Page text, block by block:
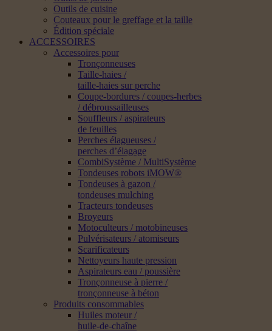
Outils de cuisine
Couteaux pour le greffage et la taille
Édition spéciale
ACCESSOIRES
Accessoires pour
Tronçonneuses
Taille-haies /
taille-haies sur perche
Coupe-bordures / coupes-herbes
/ débroussailleuses
Souffleurs / aspirateurs
de feuilles
Perches élagueuses /
perches d’élagage
CombiSystème / MultiSystème
Tondeuses robots iMOW®
Tondeuses à gazon /
tondeuses mulching
Tracteurs tondeuses
Broyeurs
Motoculteurs / motobineuses
Pulvérisateurs / atomiseurs
Scarificateurs
Nettoyeurs haute pression
Aspirateurs eau / poussière
Tronçonneuse à pierre /
tronçonneuse à béton
Produits consommables
Huiles moteur /
huile-de-chaîne